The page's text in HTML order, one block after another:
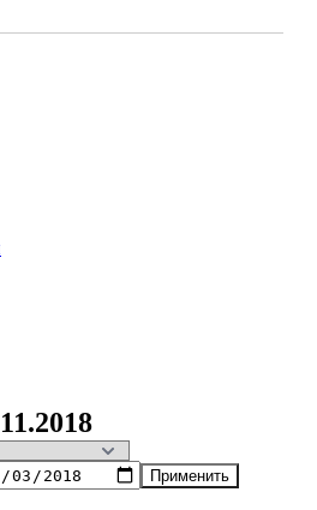
Все новостиАрхив
Применить